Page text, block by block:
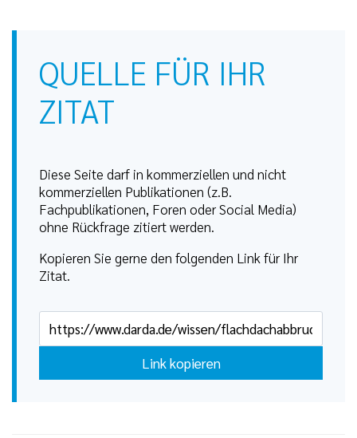
QUELLE FÜR IHR
ZITAT
Diese Seite darf in kommerziellen und nicht
kommerziellen Publikationen (z.B.
Fachpublikationen, Foren oder Social Media)
ohne Rückfrage zitiert werden.
Kopieren Sie gerne den folgenden Link für Ihr
Zitat.
Link kopieren